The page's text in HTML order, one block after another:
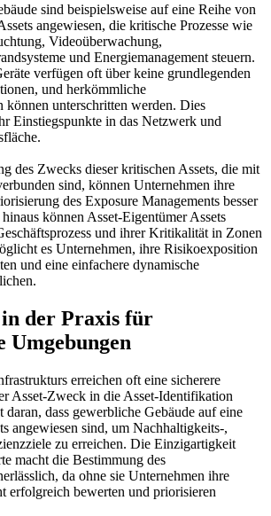
sind beispielsweise auf eine Reihe von
angewiesen, die kritische Prozesse wie
Videoüberwachung,
und Energiemanagement steuern.
verfügen oft über keine grundlegenden
und herkömmliche
können unterschritten werden. Dies
Einstiegspunkte in das Netzwerk und
des Zwecks dieser kritischen Assets, die mit
sind, können Unternehmen ihre
des Exposure Managements besser
können Asset-Eigentümer Assets
und ihrer Kritikalität in Zonen
es Unternehmen, ihre Risikoexposition
und eine einfachere dynamische
in der Praxis für
Umgebungen
erreichen oft eine sicherere
Asset-Zweck in die Asset-Identifikation
dass gewerbliche Gebäude auf eine
angewiesen sind, um Nachhaltigkeits-,
zu erreichen. Die Einzigartigkeit
macht die Bestimmung des
da ohne sie Unternehmen ihre
erfolgreich bewerten und priorisieren